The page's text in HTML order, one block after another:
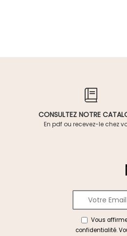
CONSULTEZ NOTRE
En pdf ou recevez-le chez
Vous
confidentialité.